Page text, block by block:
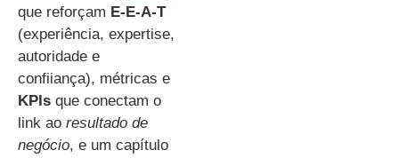
que reforçam E-E-A-T
(experiência, expertise,
autoridade e
confiiança), métricas e
KPIs que conectam o
link ao resultado de
negócio, e um capítulo